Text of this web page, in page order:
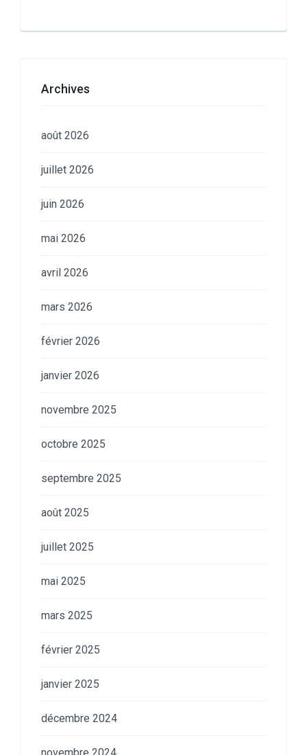
Archives
août 2026
juillet 2026
juin 2026
mai 2026
avril 2026
mars 2026
février 2026
janvier 2026
novembre 2025
octobre 2025
septembre 2025
août 2025
juillet 2025
mai 2025
mars 2025
février 2025
janvier 2025
décembre 2024